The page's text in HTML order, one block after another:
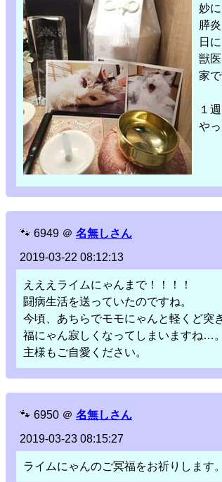
妙
膵
日
獣
家
１
や
🐾 6949 ＠ 名無しさん
2019-03-22 08:12:13
えええライムにゃんまで！！！！
闘病生活を送っていたのですね。
今頃、あちらでモモにゃんと軽くど突
福にゃん寂しくなってしまいますね…。
主様もご自愛ください。
🐾 6950 ＠ 名無しさん
2019-03-23 08:15:27
ライムにゃんのご冥福をお祈りします。